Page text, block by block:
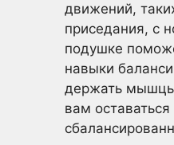
движений,
приседания, с
подушке
навыки
держать
вам оставаться